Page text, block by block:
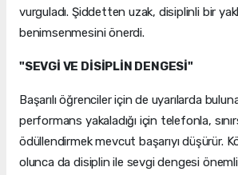
vurguladı. Şiddetten uzak, disiplinli bir
benimsenmesini önerdi.
"SEVGİ VE DİSİPLİN DENGESİ"
Başarılı öğrenciler için de uyarılarda
performans yakaladığı için telefonla,
ödüllendirmek mevcut başarıyı düşürür.
olunca da disiplin ile sevgi dengesi